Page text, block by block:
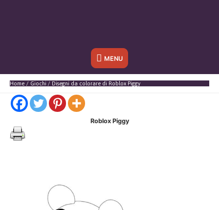
Sotto
l'header
MENU
Home Giochi Disegni da colorare di Roblox Piggy
Roblox Piggy